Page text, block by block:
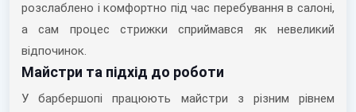
розслаблено і комфортно під час перебування в салоні,
а сам процес стрижки сприймався як невеликий
відпочинок.
Майстри та підхід до роботи
У барбершопі працюють майстри з різним рівнем